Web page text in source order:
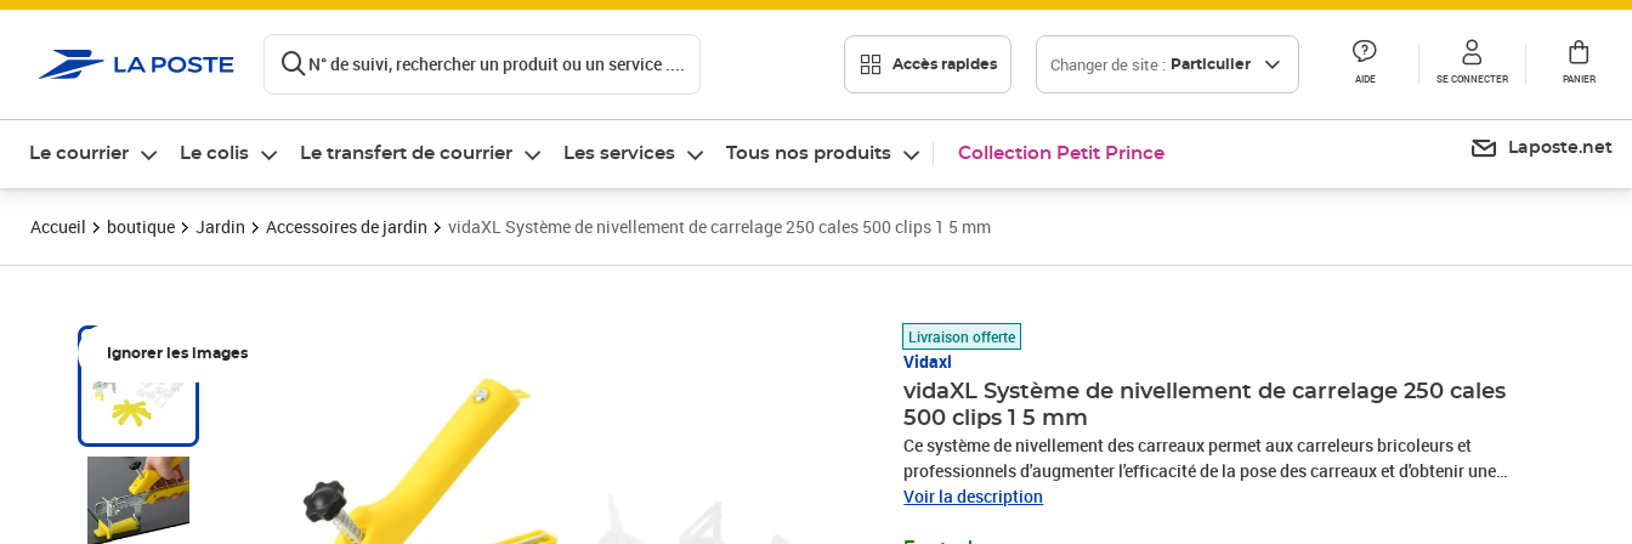
N° de suivi, rechercher un produit ou un service .... Accès rapides Changer de site : Particulier
AIDE SE CONNECTER PANIER
Le courrier Le colis Le transfert de courrier Les services Tous nos produits Collection Petit Prince Laposte.net
Accueil boutique Jardin Accessoires de jardin vidaXL Système de nivellement de carrelage 250 cales 500 clips 1 5 mm
Ignorer les images
Livraison offerte
Vidaxl
vidaXL Système de nivellement de carrelage 250 cales
500 clips 1 5 mm
Ce système de nivellement des carreaux permet aux carreleurs bricoleurs et
professionnels d'augmenter l'efficacité de la pose des carreaux et d'obtenir une
finition parfaitement lisse. Facile à utiliser : le clip est inséré sous une tuile et la tuile
Voir la description
Prix 31,85€